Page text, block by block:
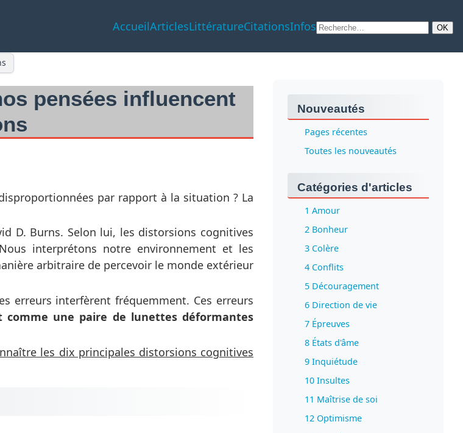
AccueilArticlesLittératureCitationsInfos
pensées influencent
par rapport à la situation ? La
D. Burns. Selon lui, les distorsions cognitives
interprétons notre environnement et les
arbitraire de percevoir le monde extérieur
erreurs interfèrent fréquemment. Ces erreurs
comme une paire de lunettes déformantes
les dix principales distorsions cognitives
Nouveautés
Pages récentes
Toutes les nouveautés
Catégories d'articles
1 Amour
2 Bonheur
3 Colère
4 Conflits
5 Découragement
6 Direction de vie
7 Épreuves
8 États d'âme
9 Inquiétude
10 Insultes
11 Maîtrise de soi
12 Optimisme